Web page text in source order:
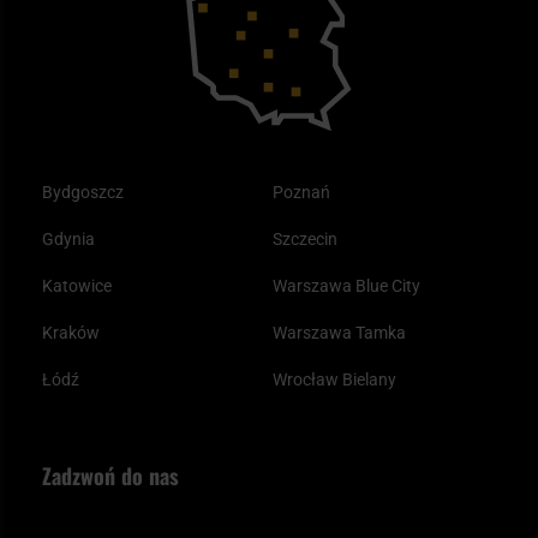
Bydgoszcz
Gdynia
Katowice
Kraków
Łódź
Poznań
Szczecin
Warszawa Blue City
Warszawa Tamka
Wrocław Bielany
Plecak ewakuacyjny preppersa
Zadzwoń do nas